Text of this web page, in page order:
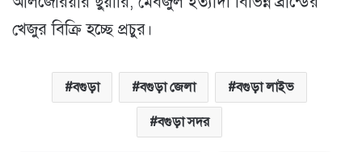
খেজুর বিক্রি হচ্ছে প্রচুর।
বগুড়া বগুড়া জেলা বগুড়া লাইভ
বগুড়া সদর